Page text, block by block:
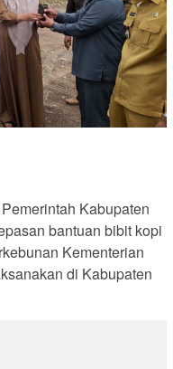
Kabupaten
bantuan bibit kopi
Kementerian
di Kabupaten